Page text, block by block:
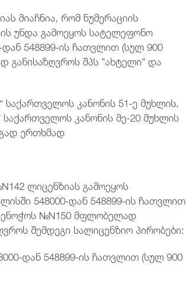
მიაჩნია, რომ ნუმერაციის
უნდა გამოეყოს სატელეფონო
548899-ის ჩათვლით (სულ 900
შპს ”ახტელი” და
საქართველოს კანონის 51-ე მუხლის,
საქართველოს კანონის მე-20 მუხლის
ერთხმად
ლიცენზიას გამოეყოს
548000-დან 548899-ის ჩათვლით
№N150 მფლობელად
შემდეგი სალიცენზიო პირობები:
დან 548899-ის ჩათვლით (სულ 900